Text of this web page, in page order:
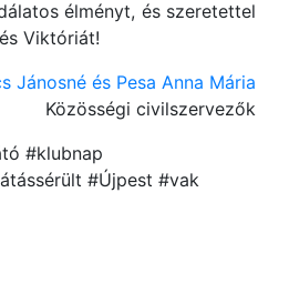
élményt, és szeretettel
Viktóriát!
Jánosné és Pesa Anna Mária
Közösségi civilszervezők
#klubnap
#Újpest #vak